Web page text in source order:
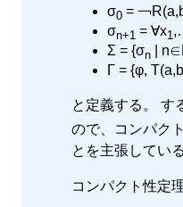
σ0= ￢
σn+1 = ∀x1
Σ = {σn|
Γ = {φ,
と定義する。 す
ので、コンパク
とを主張してい
コンパクト性定